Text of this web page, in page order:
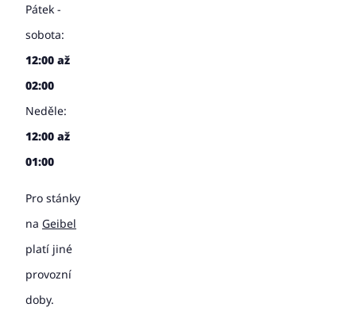
Pátek -
sobota:
12:00 až
02:00
Neděle:
12:00 až
01:00
Pro stánky
na Geibel
platí jiné
provozní
doby.